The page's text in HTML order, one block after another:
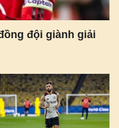
đội giành giải